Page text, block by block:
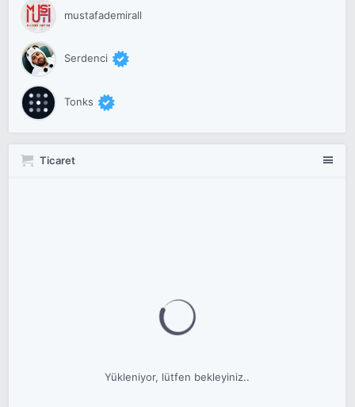
mustafademirall
Serdenci
Tonks
Ticaret
Yükleniyor, lütfen bekleyiniz..